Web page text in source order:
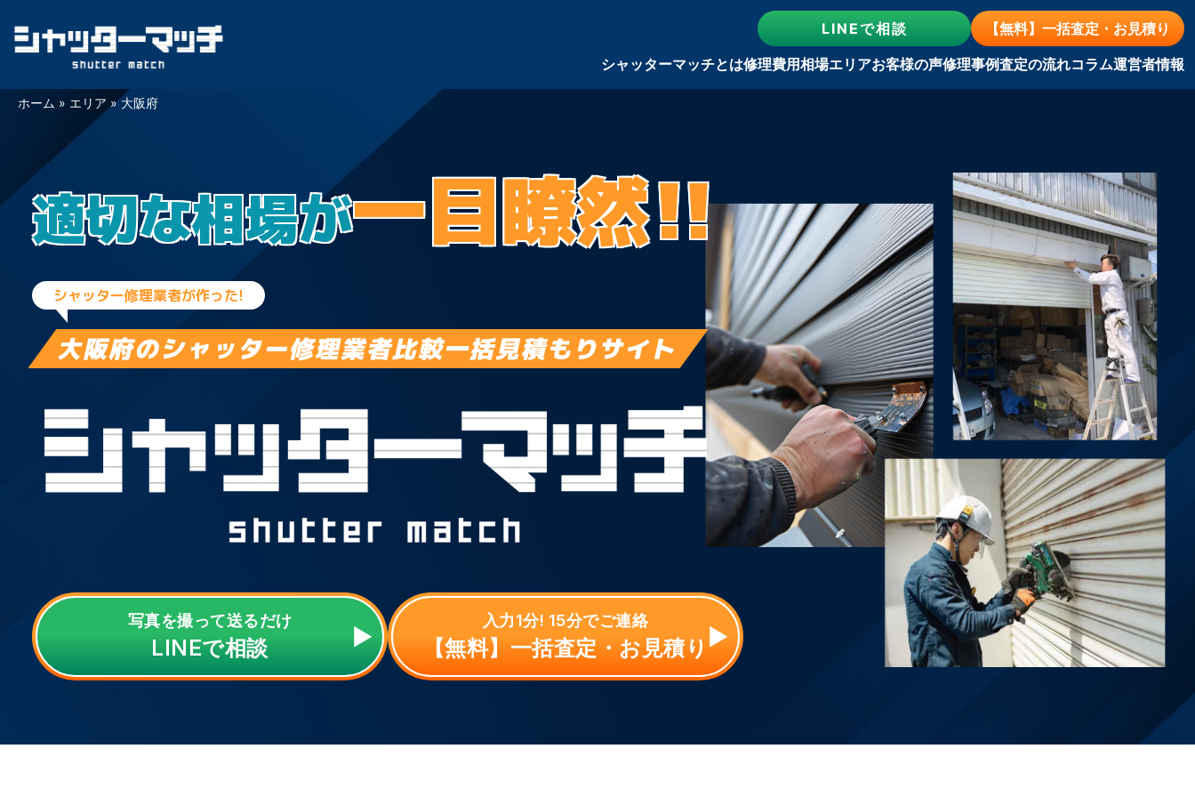
Skip
LINEで相談
【無料】一括査定・お見積り
シャッターマッチとは修理費用相場エリアお客様の声修理事例査定の流れコラム運営者情報
ホーム » エリア »大阪府
適切な相場が一目瞭然!!
シャッター修理業者が作った!
大阪府のシャッター修理業者比較一括見積もりサイト
写真を撮って送るだけ
LINEで相談
入力1分! 15分でご連絡
【無料】一括査定・お見積り